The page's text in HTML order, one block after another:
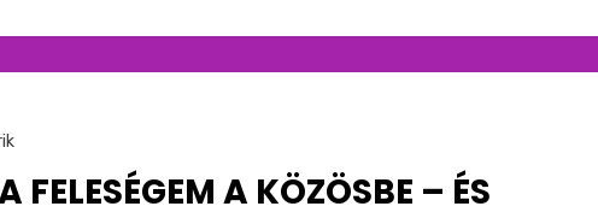
FELESÉGEM A KÖZÖSBE – ÉS